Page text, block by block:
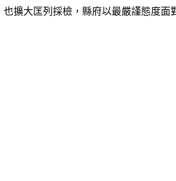
擴大匡列採檢，縣府以最嚴謹態度